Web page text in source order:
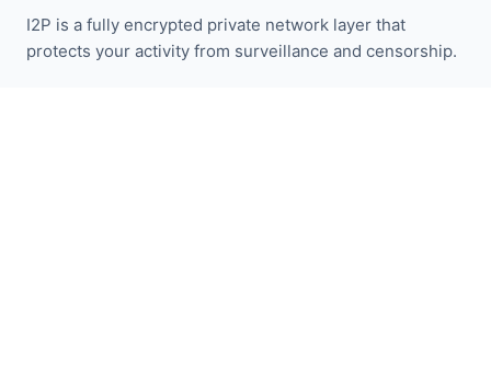
I2P is a fully encrypted private network layer that
protects your activity from surveillance and censorship.